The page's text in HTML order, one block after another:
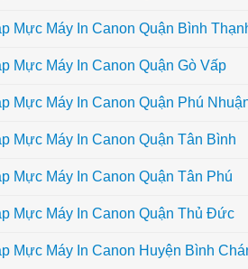
Mực Máy In Canon Quận Bình
Mực Máy In Canon Quận Gò Vấp
Mực Máy In Canon Quận Phú
Mực Máy In Canon Quận Tân Bình
Mực Máy In Canon Quận Tân Phú
Mực Máy In Canon Quận Thủ Đức
Mực Máy In Canon Huyện Bình